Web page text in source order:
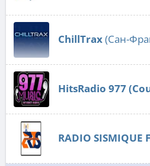
ChillTrax(Сан-
HitsRadio 977
RADIO SISMIQUE